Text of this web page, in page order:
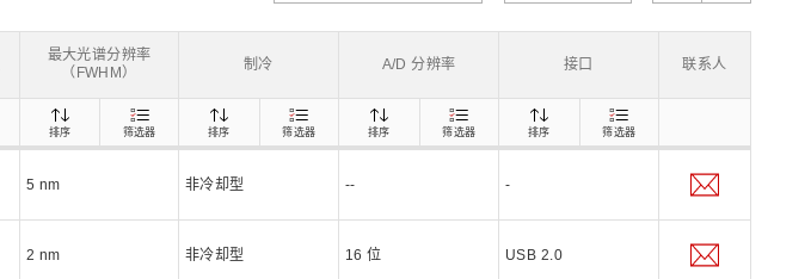
太赫兹 (THz) 传感器
5 nm 非冷却型 -- -
2 nm 非冷却型 16 位 USB 2.0
最大光谱分辨率
（FWHM）
制冷 A/D 分辨率 接口 联系人
排序 筛选器 排序 筛选器 排序 筛选器 排序 筛选器